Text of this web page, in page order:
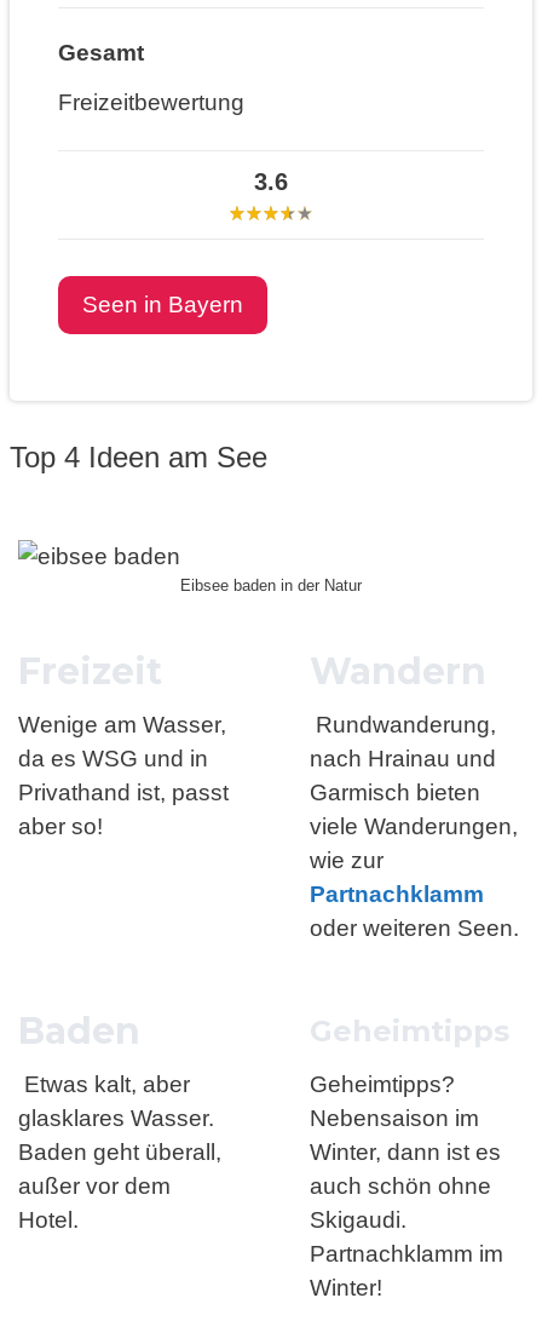
Gesamt
Freizeitbewertung
3.6
Seen in Bayern
Top 4 Ideen am See
Eibsee baden in der Natur
Freizeit
Wenige am Wasser,
da es WSG und in
Privathand ist, passt
aber so!
Wandern
Rundwanderung,
nach Hrainau und
Garmisch bieten
viele Wanderungen,
wie zur
Partnachklamm
oder weiteren Seen.
Baden
Etwas kalt, aber
glasklares Wasser.
Baden geht überall,
außer vor dem
Hotel.
Geheimtipps
Geheimtipps?
Nebensaison im
Winter, dann ist es
auch schön ohne
Skigaudi.
Partnachklamm im
Winter!